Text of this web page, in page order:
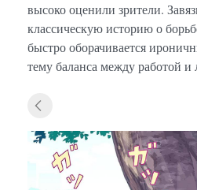
высоко оценили зрители.
классическую историю о
быстро оборачивается
тему баланса между работой